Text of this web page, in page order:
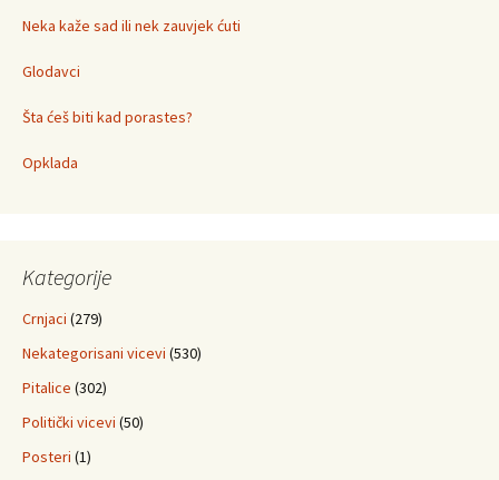
Neka kaže sad ili nek zauvjek ćuti
Glodavci
Šta ćeš biti kad porastes?
Opklada
Kategorije
Crnjaci (279)
Nekategorisani vicevi (530)
Pitalice (302)
Politički vicevi (50)
Posteri (1)